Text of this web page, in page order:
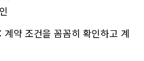
: 계약 조건을 꼼꼼히 확인하고 계